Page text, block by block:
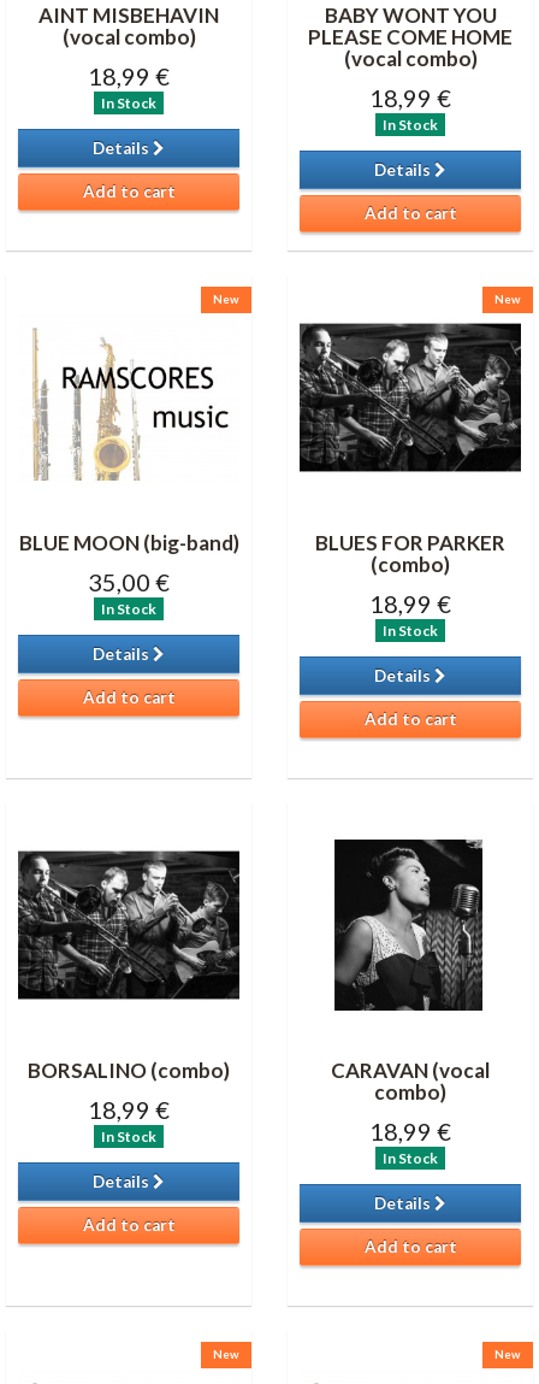
AINT MISBEHAVIN
(vocal combo)
18,99 €
In Stock
Details
Add to cart
BABY WONT YOU
PLEASE COME HOME
(vocal combo)
18,99 €
In Stock
Details
Add to cart
New
BLUE MOON (big-band)
35,00 €
In Stock
Details
Add to cart
New
BLUES FOR PARKER
(combo)
18,99 €
In Stock
Details
Add to cart
BORSALINO (combo)
18,99 €
In Stock
Details
Add to cart
CARAVAN (vocal
combo)
18,99 €
In Stock
Details
Add to cart
New New